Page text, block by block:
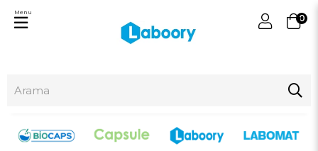
0
Menu